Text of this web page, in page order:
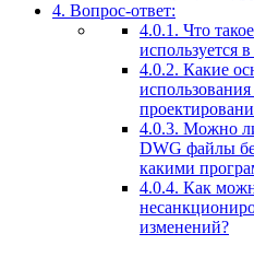
4. Вопрос-ответ:
4.0.1. Что
используется
4.0.2. Какие
4.0.3. Можно
DWG файлы
какими
4.0.4. Как
изменений?